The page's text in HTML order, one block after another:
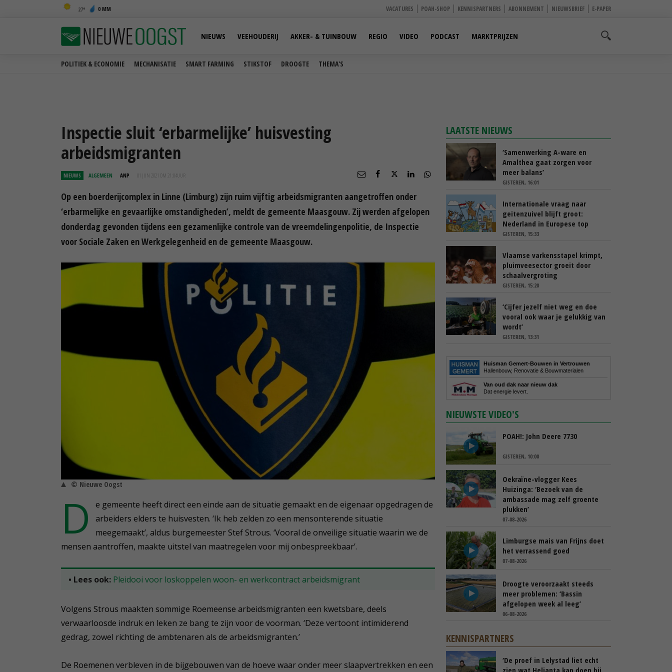
27 0 MM VACATURES POAH-SHOP KENNISPARTNERS ABONNEMENT NIEUWSBRIEF E-PAPER
POLITIEK & ECONOMIE MECHANISATIE SMART FARMING STIKSTOF DROOGTE THEMA'S
NIEUWS VEEHOUDERIJ AKKER- & TUINBOUW REGIO VIDEO PODCAST MARKTPRIJZEN
Inspectie sluit ‘erbarmelijke’ huisvesting
arbeidsmigranten
NIEUWS ALGEMEEN ANP 01 JUN 2021 OM 21:04
Op een boerderijcomplex in Linne (Limburg) zijn ruim vijftig arbeidsmigranten aangetroffen onder
‘erbarmelijke en gevaarlijke omstandigheden’, meldt de gemeente Maasgouw. Zij werden afgelopen
donderdag gevonden tijdens een gezamenlijke controle van de vreemdelingenpolitie, de Inspectie
voor Sociale Zaken en Werkgelegenheid en de gemeente Maasgouw.
© Nieuwe Oogst
D
e gemeente heeft direct een einde aan de situatie gemaakt en de eigenaar opgedragen de
arbeiders elders te huisvesten. ‘Ik heb zelden zo een mensonterende situatie
meegemaakt’, aldus burgemeester Stef Strous. ‘Vooral de onveilige situatie waarin we de
mensen aantroffen, maakte uitstel van maatregelen voor mij onbespreekbaar’.
• Lees ook: Pleidooi voor loskoppelen woon- en werkcontract arbeidsmigrant
Volgens Strous maakten sommige Roemeense arbeidsmigranten een kwetsbare, deels
verwaarloosde indruk en leken ze bang te zijn voor de voorman. ‘Deze vertoont intimiderend
gedrag, zowel richting de ambtenaren als de arbeidsmigranten.’
De Roemenen verbleven in de bijgebouwen van de hoeve waar onder meer slaapvertrekken en een
LAATSTE NIEUWS
‘Samenwerking A-ware en
Amalthea gaat zorgen voor
meer balans’
GISTEREN, 16:01
Internationale vraag naar
geitenzuivel blijft groot:
Nederland in Europese top
GISTEREN, 15:33
Vlaamse varkensstapel krimpt,
pluimveesector groeit door
schaalvergroting
GISTEREN, 15:20
‘Cijfer jezelf niet weg en doe
vooral ook waar je gelukkig van
wordt’
GISTEREN, 13:31
Huisman Gemert-Bouwen in Vertrouwen
Hallenbouw, Renovatie & Bouwmaterialen
Van oud dak naar nieuw dak
Dat energie levert.
NIEUWSTE VIDEO'S
POAH!: John Deere 7730
GISTEREN, 10:00
Oekraïne-vlogger Kees
Huizinga: ‘Bezoek van de
ambassade mag zelf groente
plukken’
07-08-2026
Limburgse mais van Frijns doet
het verrassend goed
07-08-2026
Droogte veroorzaakt steeds
meer problemen: ‘Bassin
afgelopen week al leeg’
06-08-2026
KENNISPARTNERS
‘De proef in Lelystad liet echt
zien wat Helianta kan doen bij